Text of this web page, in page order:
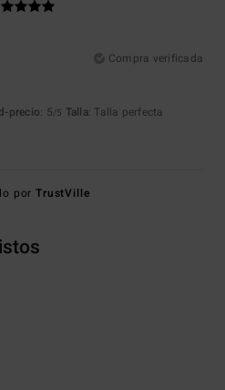
Compra verificada
precio: 5/5 Talla: Talla perfecta
porTrustVille